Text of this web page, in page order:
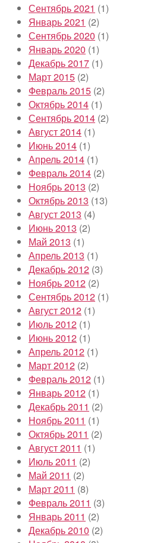
Сентябрь 2021 (1)
Январь 2021 (2)
Сентябрь 2020 (1)
Январь 2020 (1)
Декабрь 2017 (1)
Март 2015 (2)
Февраль 2015 (2)
Октябрь 2014 (1)
Сентябрь 2014 (2)
Август 2014 (1)
Июнь 2014 (1)
Апрель 2014 (1)
Февраль 2014 (2)
Ноябрь 2013 (2)
Октябрь 2013 (13)
Август 2013 (4)
Июнь 2013 (2)
Май 2013 (1)
Апрель 2013 (1)
Декабрь 2012 (3)
Ноябрь 2012 (2)
Сентябрь 2012 (1)
Август 2012 (1)
Июль 2012 (1)
Июнь 2012 (1)
Апрель 2012 (1)
Март 2012 (2)
Февраль 2012 (1)
Январь 2012 (1)
Декабрь 2011 (2)
Ноябрь 2011 (1)
Октябрь 2011 (2)
Август 2011 (1)
Июль 2011 (2)
Май 2011 (2)
Март 2011 (8)
Февраль 2011 (3)
Январь 2011 (2)
Декабрь 2010 (2)